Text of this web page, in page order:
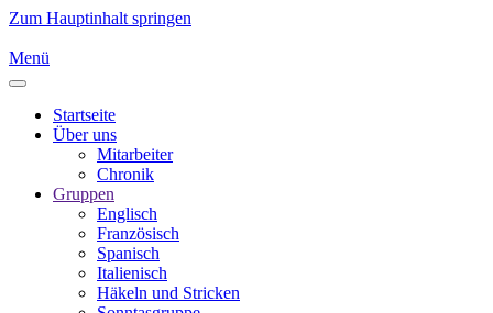
Zum Hauptinhalt springen
Menü
Startseite
Über uns
Mitarbeiter
Chronik
Gruppen
Englisch
Französisch
Spanisch
Italienisch
Häkeln und Stricken